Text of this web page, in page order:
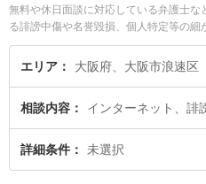
無料や休日面談に対応している弁護士
る誹謗中傷や名誉毀損、個人特定等の細
です。特に弁護士法人植田法律会計の
也弁護士、秋山法律事務所の秋山 朋毅
の実績豊富な近くの弁護士を検索した
談できる大阪市浪速区内の弁護士に相
んにおすすめです。
エリア 大阪府、大阪市浪速区
相談内容 インターネット、誹
詳細条件 未選択